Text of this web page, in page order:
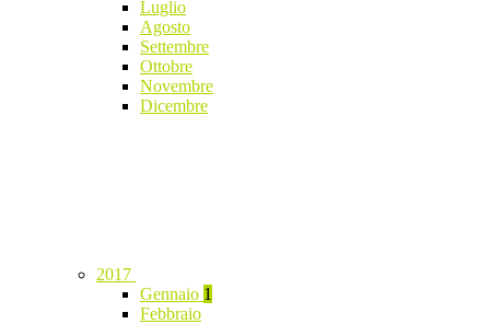
Luglio
Agosto
Settembre
Ottobre
Novembre
Dicembre
2017
Gennaio 1
Febbraio